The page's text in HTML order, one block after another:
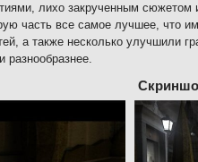
лихо закрученным сюжетом
часть все самое лучшее, что
а также несколько улучшили
разнообразнее.